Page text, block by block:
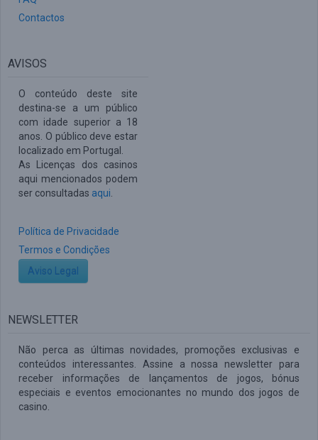
Contactos
AVISOS
O conteúdo deste site
destina-se a um público
com idade superior a 18
anos. O público deve estar
localizado em Portugal.
As Licenças dos casinos
aqui mencionados podem
ser consultadas aqui
Política de Privacidade
Termos e Condições
Aviso Legal
NEWSLETTER
Não perca as últimas novidades, promoções exclusivas e
conteúdos interessantes. Assine a nossa newsletter para
receber informações de lançamentos de jogos, bónus
especiais e eventos emocionantes no mundo dos jogos de
casino.